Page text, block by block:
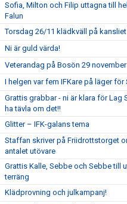
Sofia, Milton och Filip uttagna till
Falun
Torsdag 26/11 klädkväll på kansliet
Ni är guld värda!
Veterandag på Bosön 29 november
I helgen var fem IFKare på läger
Grattis grabbar - ni är klara för Lag
ha tävla om det!!
Glitter – IFK-galans tema
Staffan skriver på Friidrottstorget
antalet utövare
Grattis Kalle, Sebbe och Sebbe till
terräng
Klädprovning och julkampanj!